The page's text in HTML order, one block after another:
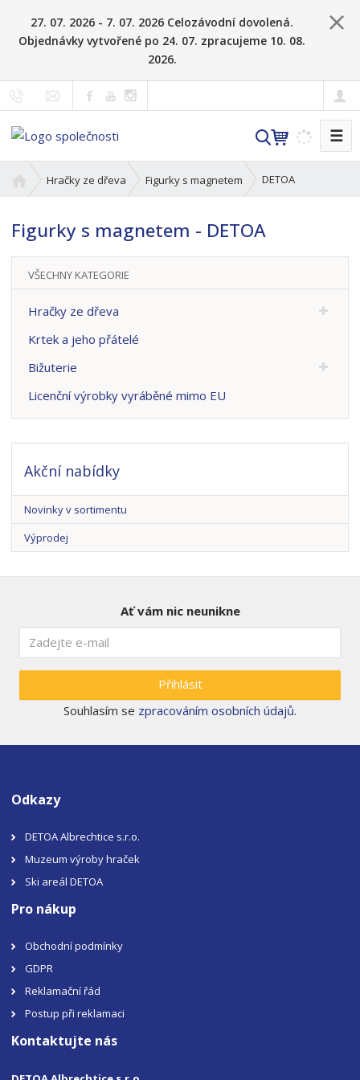
27. 07. 2026 - 7. 07. 2026 Celozávodní dovolená.
Objednávky vytvořené po 24. 07. zpracujeme 10. 08.
2026.
V
h
a
☰
v
d
r
a
a
Hračky ze dřeva Figurky s magnetem DETOA
Figurky s magnetem - DETOA
VŠECHNY KATEGORIE
Hračky ze dřeva
Krtek a jeho přátelé
Bižuterie
Licenční výrobky vyráběné mimo EU
Akční nabídky
Novinky v sortimentu
Výprodej
Ať vám nic neunikne
Přihlásit
Souhlasím se zpracováním osobních údajů.
Odkazy
DETOA Albrechtice s.r.o.
Muzeum výroby hraček
Ski areál DETOA
Pro nákup
Obchodní podmínky
GDPR
Reklamační řád
Postup při reklamaci
Kontaktujte nás